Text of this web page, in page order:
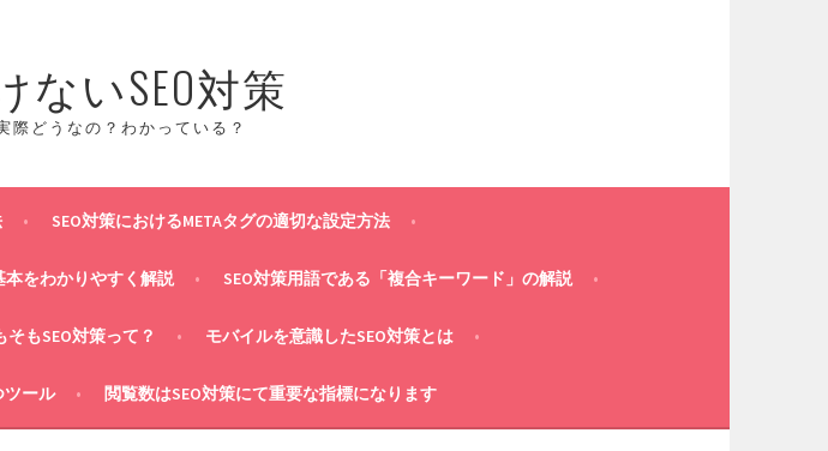
ないSEO対策
際どうなの？わかっている？
SEO対策におけるMETAタグの適切な設定方法
本をわかりやすく解説 SEO対策用語である「複合キーワード」の解説
そもSEO対策って？ モバイルを意識したSEO対策とは
ツール 閲覧数はSEO対策にて重要な指標になります